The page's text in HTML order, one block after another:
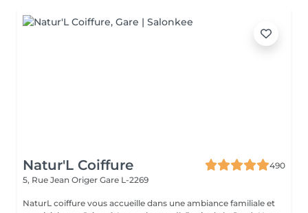
Natur'L Coiffure
490
5, Rue Jean Origer Gare L-2269
NaturL coiffure vous accueille dans une ambiance familiale et